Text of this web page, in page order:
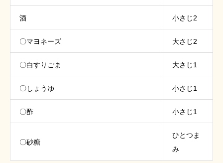
酒 小さじ2
〇マヨネーズ 大さじ2
〇白すりごま 大さじ1
〇しょうゆ 小さじ1
〇酢 小さじ1
〇砂糖
ひとつま
み